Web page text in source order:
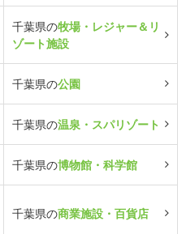
千葉県の牧場・レジャー＆リ
ゾート施設
千葉県の公園
千葉県の温泉・スパリゾート
千葉県の博物館・科学館
千葉県の商業施設・百貨店